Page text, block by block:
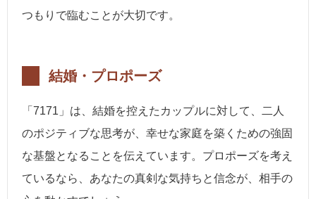
つもりで臨むことが大切です。
結婚・プロポーズ
「7171」は、結婚を控えたカップルに対して、二人
のポジティブな思考が、幸せな家庭を築くための強固
な基盤となることを伝えています。プロポーズを考え
ているなら、あなたの真剣な気持ちと信念が、相手の